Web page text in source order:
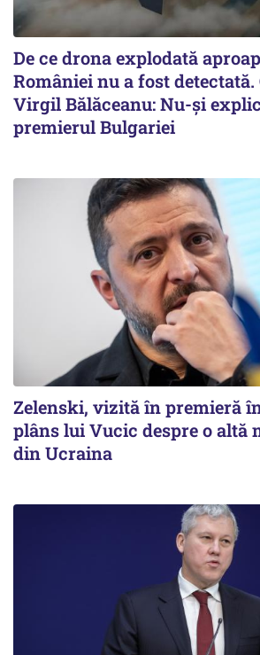
De ce drona explodată
României nu a fost detectată.
Virgil Bălăceanu: Nu-și
premierul Bulgariei
Zelenski, vizită în premieră
plâns lui Vucic despre o altă
din Ucraina